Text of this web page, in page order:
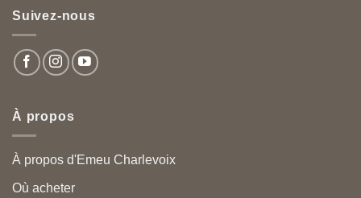
Suivez-nous
À propos
À propos d'Emeu Charlevoix
Où acheter